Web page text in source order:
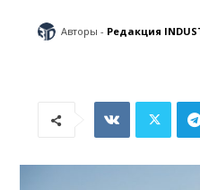
Авторы - Редакция